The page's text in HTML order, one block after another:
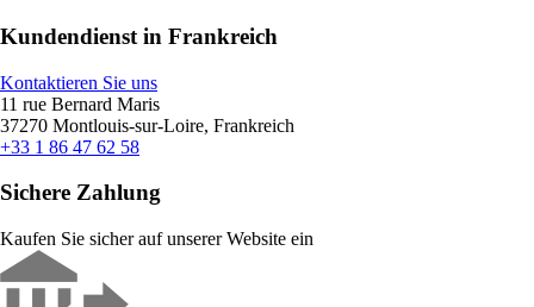
Kundendienst in Frankreich
Kontaktieren Sie uns
11 rue Bernard Maris
37270 Montlouis-sur-Loire, Frankreich
+33 1 86 47 62 58
Sichere Zahlung
Kaufen Sie sicher auf unserer Website ein